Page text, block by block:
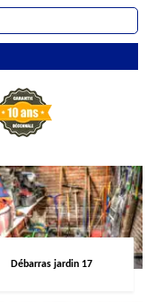
Débarras jardin 17